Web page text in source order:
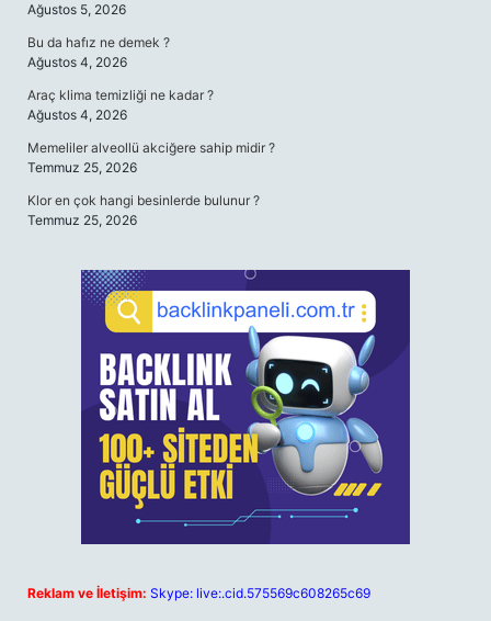
Ağustos 5, 2026
Bu da hafız ne demek ?
Ağustos 4, 2026
Araç klima temizliği ne kadar ?
Ağustos 4, 2026
Memeliler alveollü akciğere sahip midir ?
Temmuz 25, 2026
Klor en çok hangi besinlerde bulunur ?
Temmuz 25, 2026
Reklam ve İletişim: Skype: live:.cid.575569c608265c69